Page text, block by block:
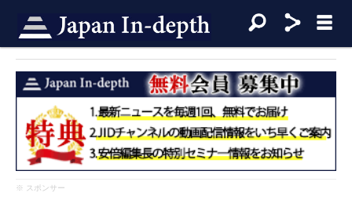
※ スポンサー